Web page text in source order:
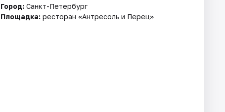
Город: Санкт-Петербург
Площадка: ресторан «Антресоль и Перец»